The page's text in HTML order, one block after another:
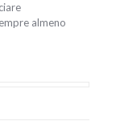
almeno